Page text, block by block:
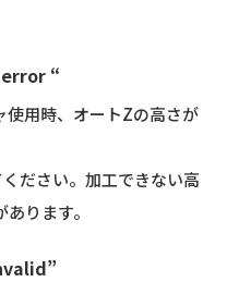
“
使用時、オートZの高さが
ださい。加工できない高
ります。